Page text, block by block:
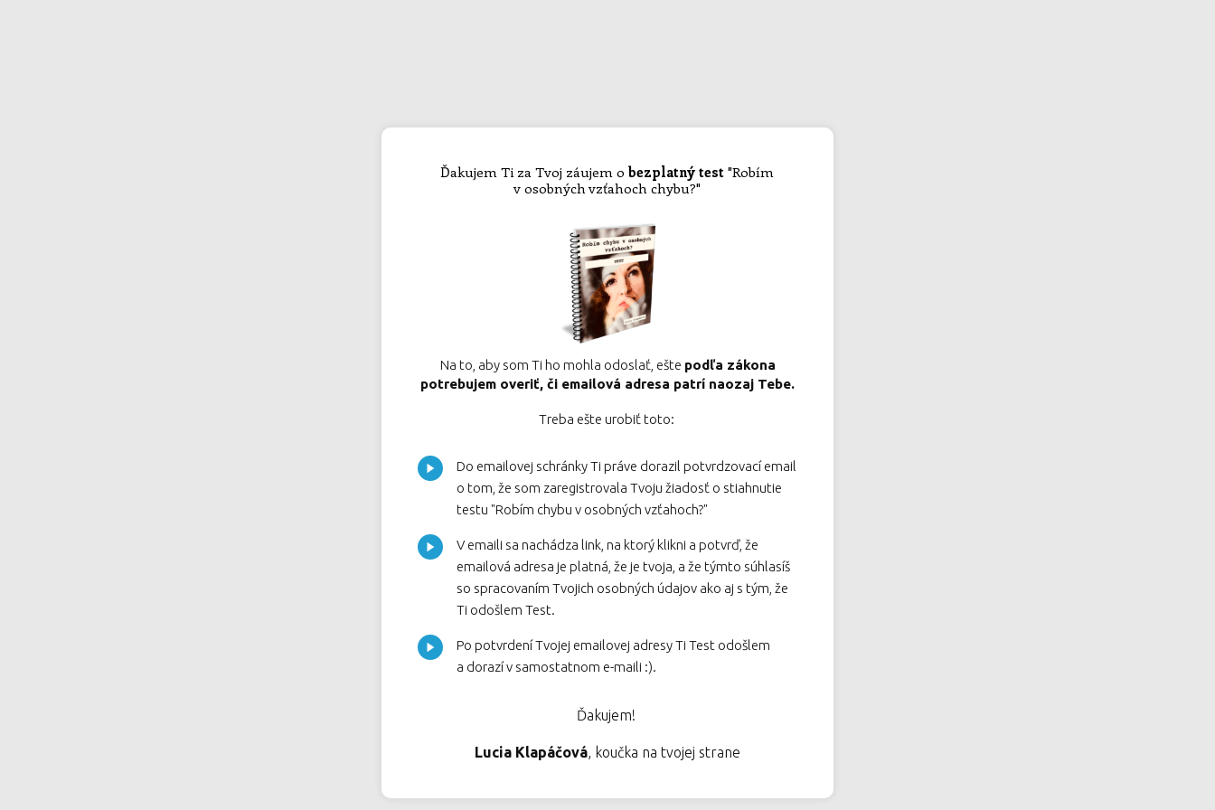
Ďakujem Ti za Tvoj záujem obezplatný test "Robím
v osobných vzťahoch chybu?"
Na to, aby som Ti ho mohla odoslať, ešte podľa zákona
potrebujem overiť, či emailová adresa patrí naozaj Tebe.
Treba ešte urobiť toto:
Do emailovej schránky Ti práve dorazil potvrdzovací email
o tom, že som zaregistrovala Tvoju žiadosť o stiahnutie
testu "Robím chybu v osobných vzťahoch?"
V emaili sa nachádza link, na ktorý klikni a potvrď, že
emailová adresa je platná, že je tvoja, a že týmto súhlasíš
so spracovaním Tvojich osobných údajov ako aj s tým, že
Ti odošlem Test.
Po potvrdení Tvojej emailovej adresy Ti Test odošlem
a dorazí v samostatnom e-maili :).
Ďakujem!
Lucia Klapáčová, koučka na tvojej strane